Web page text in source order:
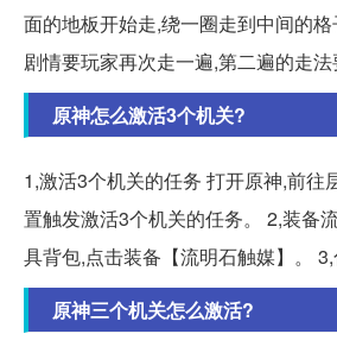
面的地板开始走,绕一圈走到中间的
剧情要玩家再次走一遍,第二遍的走法
原神怎么激活3个机关?
1,激活3个机关的任务 打开原神,前往
置触发激活3个机关的任务。 2,装备
具背包,点击装备【流明石触媒】。 3,
原神三个机关怎么激活?